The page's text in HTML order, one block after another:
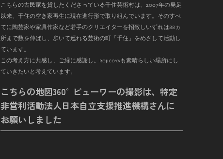
こちらの古民家を貸したくださっている千住芸術村は、 2007年の発足
以来、千住の空き家再生に現在進行形で取り組んでいます。そのすべ
てに陶芸家や家具作家など若手のクリエイターを招致しいずれは88ヵ
所まで数を伸ばし、歩いて巡れる芸術の町「千住」をめざして活動し
ています。
この考え方に共感し、ご縁に感謝し。rojicoyaも素晴らしい場所にし
ていきたいと考えています。
こちらの地図360°ビューワーの撮影は、特定
非営利活動法人日本自立支援推進機構さんに
お願いしました